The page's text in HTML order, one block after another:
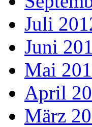
Juli
Juni
Mai
April
März